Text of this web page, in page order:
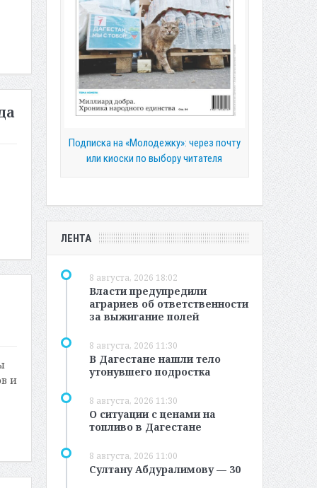
и
Подписка на «Молодежку»: через почту
или киоски по выбору читателя
ЛЕНТА
8 августа, 2026 18:02
Власти предупредили
аграриев об ответственности
за выжигание полей
8 августа, 2026 11:30
В Дагестане нашли тело
утонувшего подростка
8 августа, 2026 11:30
О ситуации с ценами на
топливо в Дагестане
8 августа, 2026 11:00
Султану Абдуралимову — 30